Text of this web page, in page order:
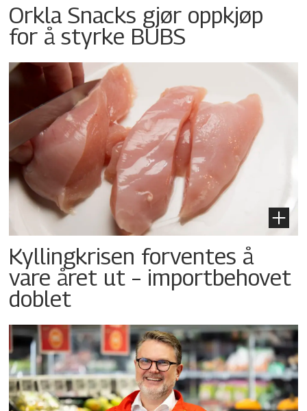
Orkla Snacks gjør oppkjøp
for å styrke BUBS
Kyllingkrisen forventes å
vare året ut – importbehovet
doblet